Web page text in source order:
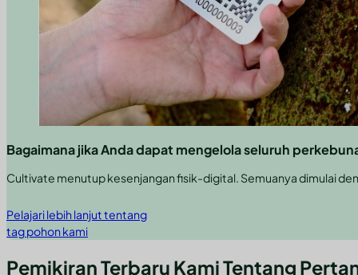
Bagaimana jika Anda dapat mengelola seluruh
Cultivate menutup kesenjangan fisik-digital. Semuanya dimulai
Pelajari lebih lanjut tentang
tag pohon kami
Pemikiran Terbaru Kami Tentang